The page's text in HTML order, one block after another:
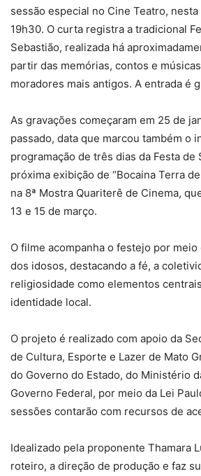
sessão especial no Cine Teatro,
19h30. O curta registra a tradicional
Sebastião, realizada há
partir das memórias, contos e
moradores mais antigos. A entrada é
As gravações começaram em 25 de
passado, data que marcou também o
programação de três dias da Festa de
próxima exibição de “Bocaina Terra
na 8ª Mostra Quariterê de Cinema,
13 e 15 de março.
O filme acompanha o festejo por meio
dos idosos, destacando a fé, a
religiosidade como elementos
identidade local.
O projeto é realizado com apoio da
de Cultura, Esporte e Lazer de Mato
do Governo do Estado, do Ministério
Governo Federal, por meio da Lei
sessões contarão com recursos de
Idealizado pela proponente Thamara
roteiro, a direção de produção e faz